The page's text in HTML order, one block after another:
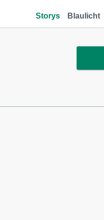
Storys Blaulicht